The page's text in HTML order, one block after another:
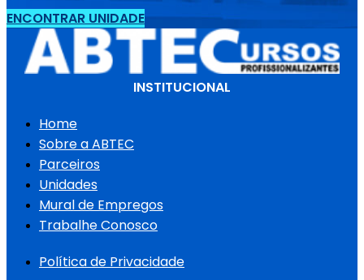
ENCONTRAR UNIDADE
INSTITUCIONAL
Home
Sobre a ABTEC
Parceiros
Unidades
Mural de Empregos
Trabalhe Conosco
Política de Privacidade